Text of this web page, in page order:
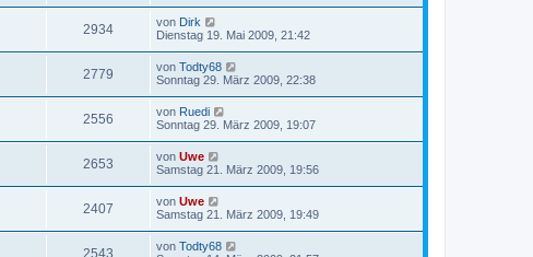
2934 von Dirk
Dienstag 19. Mai 2009, 21:42
2779 von Todty68
Sonntag 29. März 2009, 22:38
2556 von Ruedi
Sonntag 29. März 2009, 19:07
2653 von Uwe
Samstag 21. März 2009, 19:56
2407 von Uwe
Samstag 21. März 2009, 19:49
2543 von Todty68